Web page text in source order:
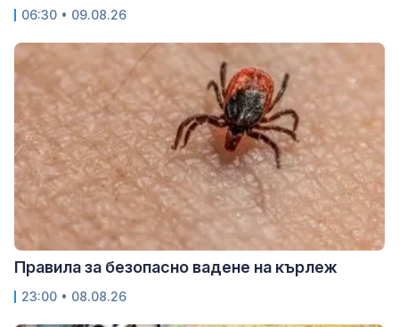
06:30 • 09.08.26
Правила за безопасно вадене на кърлеж
23:00 • 08.08.26